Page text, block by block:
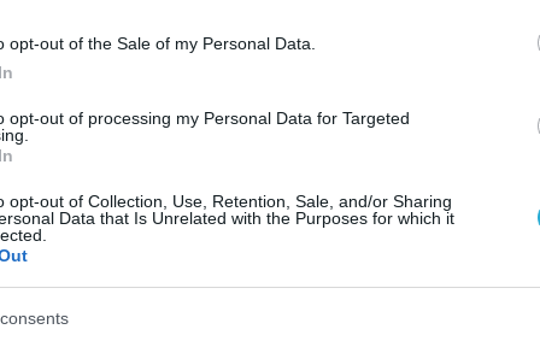
opt-out of the Sale of my Personal Data.
opt-out of processing my Personal Data for Targeted
opt-out of Collection, Use, Retention, Sale, and/or Sharing
Data that Is Unrelated with the Purposes for which it